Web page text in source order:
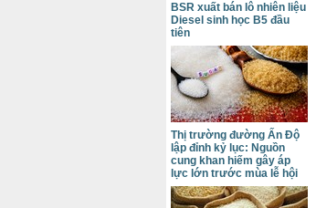
BSR xuất bán lô nhiên liệu
Diesel sinh học B5 đầu
tiên
Thị trường đường Ấn Độ
lập đỉnh kỷ lục: Nguồn
cung khan hiếm gây áp
lực lớn trước mùa lễ hội